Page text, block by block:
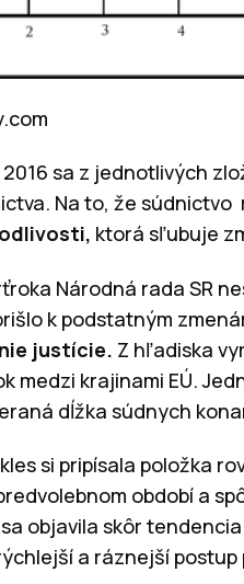
sa z jednotlivých
Na to, že
ktorá sľubuje
Národná rada SR
k podstatným
justície. Z hľadiska
medzi krajinami EÚ.
dĺžka súdnych
si pripísala položka
období a
objavila skôr
a ráznejší postup